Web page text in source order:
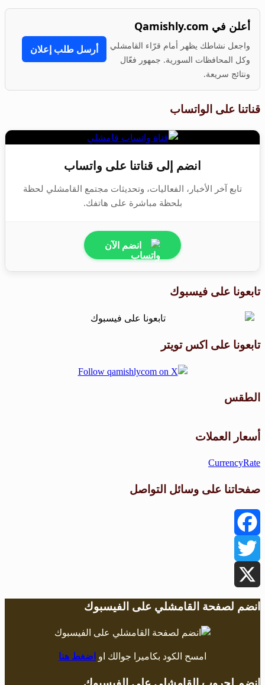
أعلن في Qamishly.com
واجعل نشاطك يظهر أمام قرّاء القامشلي
وكل المحافظات السورية. جمهور فعّال
ونتائج سريعة.
أرسل طلب إعلان
قناتنا على الواتساب
انضم إلى قناتنا على واتساب
تابع آخر الأخبار، الفعاليات، وتحديثات مجتمع القامشلي لحظة
بلحظة مباشرة على هاتفك.
انضم الآن
تابعونا على فيسبوك
تابعونا على اكس تويتر
الطقس
أسعار العملات
CurrencyRate
صفحاتنا على وسائل التواصل
Facebook
Twitter
X
انضم لصفحة القامشلي على الفيسبوك
امسح الكود بكاميرا جوالك او اضغط هنا